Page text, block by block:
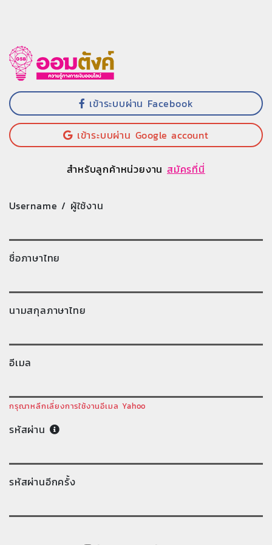
เข้าระบบผ่าน Facebook
เข้าระบบผ่าน Google account
สำหรับลูกค้าหน่วยงาน สมัครที่นี่
Username / ผู้ใช้งาน
ชื่อภาษาไทย
นามสกุลภาษาไทย
อีเมล
กรุณาหลีกเลี่ยงการใช้งานอีเมล Yahoo
รหัสผ่าน
รหัสผ่านอีกครั้ง